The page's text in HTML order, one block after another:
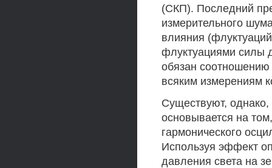
(СКП). Последний
измерительного
влияния
флуктуациями силы
обязан соотношению
всяким измерениям
Существуют,
основывается на
гармонического
Используя эффект
давления света на